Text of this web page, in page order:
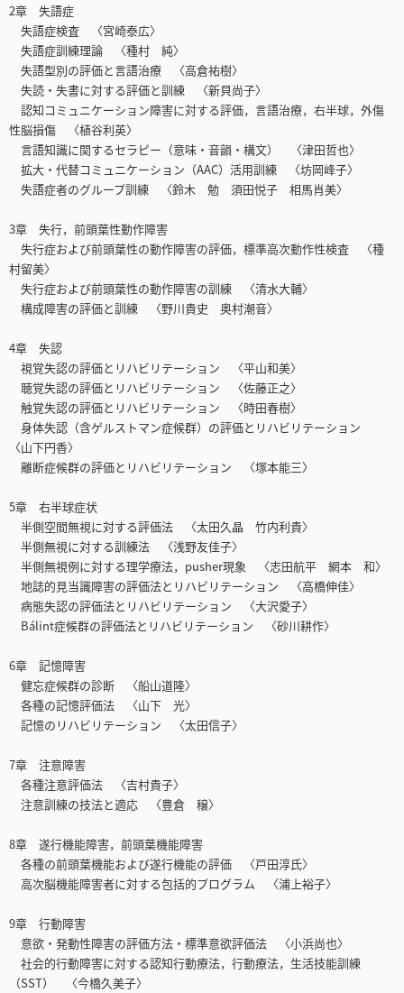
2章 失語症
失語症検査 〈宮崎泰広〉
失語症訓練理論 〈種村 純〉
失語型別の評価と言語治療 〈高倉祐樹〉
失読・失書に対する評価と訓練 〈新貝尚子〉
認知コミュニケーション障害に対する評価，言語治療，右半球，外傷
性脳損傷 〈植谷利英〉
言語知識に関するセラピー（意味・音韻・構文） 〈津田哲也〉
拡大・代替コミュニケーション（AAC）活用訓練 〈坊岡峰子〉
失語症者のグループ訓練 〈鈴木 勉 須田悦子 相馬肖美〉
3章 失行，前頭葉性動作障害
失行症および前頭葉性の動作障害の評価，標準高次動作性検査 〈種
村留美〉
失行症および前頭葉性の動作障害の訓練 〈清水大輔〉
構成障害の評価と訓練 〈野川貴史 奥村潮音〉
4章 失認
視覚失認の評価とリハビリテーション 〈平山和美〉
聴覚失認の評価とリハビリテーション 〈佐藤正之〉
触覚失認の評価とリハビリテーション 〈時田春樹〉
身体失認（含ゲルストマン症候群）の評価とリハビリテーション
〈山下円香〉
離断症候群の評価とリハビリテーション 〈塚本能三〉
5章 右半球症状
半側空間無視に対する評価法 〈太田久晶 竹内利貴〉
半側無視に対する訓練法 〈浅野友佳子〉
半側無視例に対する理学療法，pusher現象 〈志田航平 網本 和〉
地誌的見当識障害の評価法とリハビリテーション 〈高橋伸佳〉
病態失認の評価法とリハビリテーション 〈大沢愛子〉
Bálint症候群の評価法とリハビリテーション 〈砂川耕作〉
6章 記憶障害
健忘症候群の診断 〈船山道隆〉
各種の記憶評価法 〈山下 光〉
記憶のリハビリテーション 〈太田信子〉
7章 注意障害
各種注意評価法 〈吉村貴子〉
注意訓練の技法と適応 〈豊倉 穣〉
8章 遂行機能障害，前頭葉機能障害
各種の前頭葉機能および遂行機能の評価 〈戸田淳氏〉
高次脳機能障害者に対する包括的プログラム 〈浦上裕子〉
9章 行動障害
意欲・発動性障害の評価方法・標準意欲評価法 〈小浜尚也〉
社会的行動障害に対する認知行動療法，行動療法，生活技能訓練
（SST） 〈今橋久美子〉